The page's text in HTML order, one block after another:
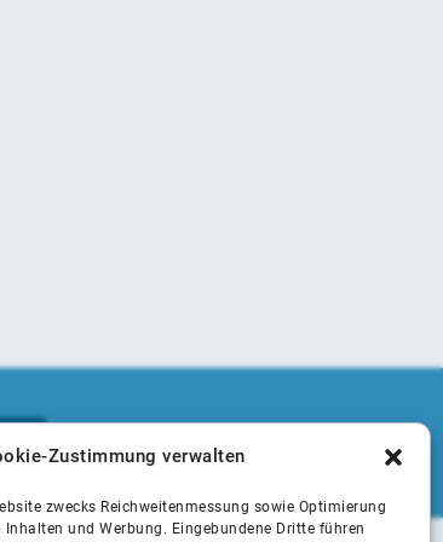
Zustimmung verwalten
zwecks Reichweitenmessung sowie Optimierung
und Werbung. Eingebundene Dritte führen